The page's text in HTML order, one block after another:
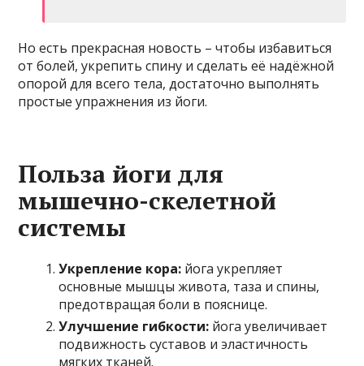
Но есть прекрасная новость – чтобы избавиться
от болей, укрепить спину и сделать её надёжной
опорой для всего тела, достаточно выполнять
простые упражнения из йоги.
Польза йоги для
мышечно-скелетной
системы
Укрепление кора: йога укрепляет
основные мышцы живота, таза и спины,
предотвращая боли в пояснице.
Улучшение гибкости: йога увеличивает
подвижность суставов и эластичность
мягких тканей.